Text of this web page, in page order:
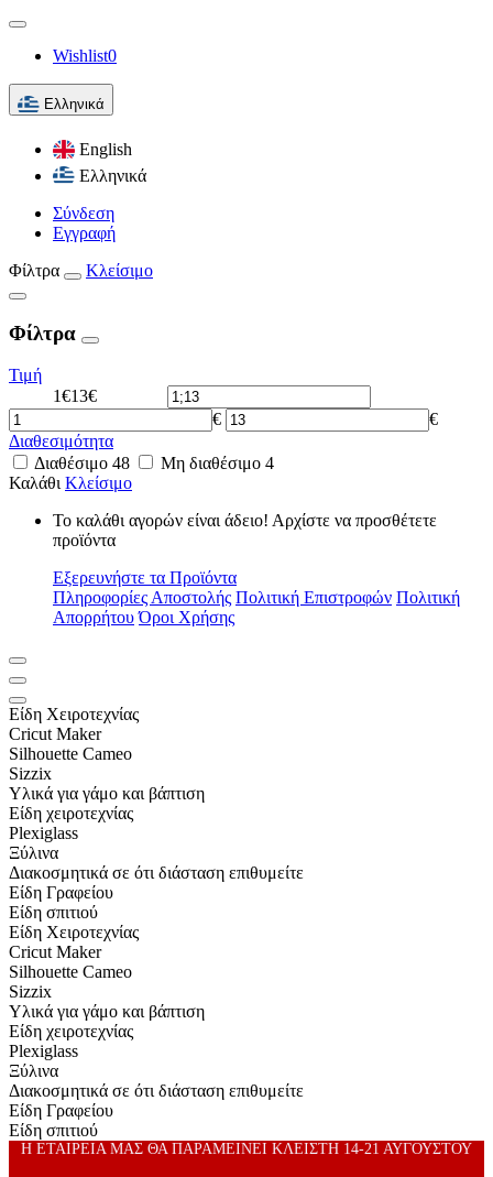
Wishlist0
Ελληνικά
English
Ελληνικά
Σύνδεση
Εγγραφή
Φίλτρα
Κλείσιμο
Φίλτρα
Τιμή
1€13€
€
€
Διαθεσιμότητα
Διαθέσιμο 48 Μη διαθέσιμο 4
Καλάθι Κλείσιμο
Το καλάθι αγορών είναι άδειο! Αρχίστε να προσθέτετε
προϊόντα
Εξερευνήστε τα Προϊόντα
Πληροφορίες Αποστολής Πολιτική Επιστροφών Πολιτική
Απορρήτου Όροι Χρήσης
Είδη Xειροτεχνίας
Cricut Maker
Silhouette Cameo
Sizzix
Υλικά για γάμο και βάπτιση
Είδη χειροτεχνίας
Plexiglass
Ξύλινα
Διακοσμητικά σε ότι διάσταση επιθυμείτε
Είδη Γραφείου
Είδη σπιτιού
Είδη Xειροτεχνίας
Cricut Maker
Silhouette Cameo
Sizzix
Υλικά για γάμο και βάπτιση
Είδη χειροτεχνίας
Plexiglass
Ξύλινα
Διακοσμητικά σε ότι διάσταση επιθυμείτε
Είδη Γραφείου
Είδη σπιτιού
Η ΕΤΑΙΡΕΙΑ ΜΑΣ ΘΑ ΠΑΡΑΜΕΙΝΕΙ ΚΛΕΙΣΤΗ 14-21 ΑΥΓΟΥΣΤΟΥ